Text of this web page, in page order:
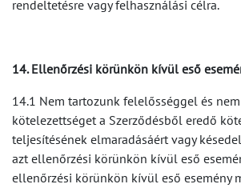
rendeltetésre vagy felhasználási célra.
14. Ellenőrzési körünkön kívül eső
14.1 Nem tartozunk felelősséggel és
kötelezettséget a Szerződésből eredő
teljesítésének elmaradásáért vagy
azt ellenőrzési körünkön kívül eső
ellenőrzési körünkön kívül eső esemény